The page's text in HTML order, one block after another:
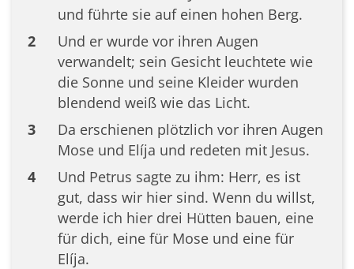
und führte sie auf einen hohen Berg.
2
Und er wurde vor ihren Augen
verwandelt; sein Gesicht leuchtete wie
die Sonne und seine Kleider wurden
blendend weiß wie das Licht.
3
Da erschienen plötzlich vor ihren Augen
Mose und Elíja und redeten mit Jesus.
4
Und Petrus sagte zu ihm: Herr, es ist
gut, dass wir hier sind. Wenn du willst,
werde ich hier drei Hütten bauen, eine
für dich, eine für Mose und eine für
Elíja.